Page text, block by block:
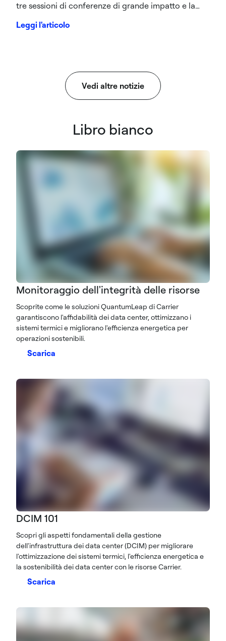
tre sessioni di conferenze di grande impatto e la
la nostra eccellenza ingegneristica globale al
Leggi l'articolo
Vedi altre notizie
Libro bianco
Monitoraggio dell'integrità delle risorse
Scoprite come le soluzioni QuantumLeap di Carrier
garantiscono l'affidabilità dei data center, ottimizzano i
sistemi termici e migliorano l'efficienza energetica per
operazioni sostenibili.
Scarica
DCIM 101
Scopri gli aspetti fondamentali della gestione
dell'infrastruttura dei data center (DCIM) per migliorare
l'ottimizzazione dei sistemi termici, l'efficienza energetica e
la sostenibilità dei data center con le risorse Carrier.
Scarica